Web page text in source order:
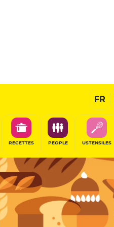
FR
RECETTES PEOPLE USTENSILES